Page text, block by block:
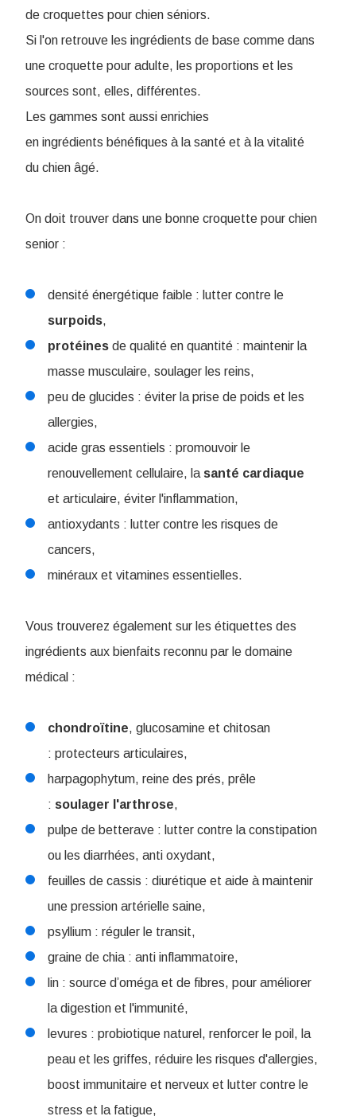
de croquettes pour chien séniors.
Si l'on retrouve les ingrédients de base comme dans
une croquette pour adulte, les proportions et les
sources sont, elles, différentes.
Les gammes sont aussi enrichies
en ingrédients bénéfiques à la santé et à la vitalité
du chien âgé.
On doit trouver dans une bonne croquette pour chien
senior :
densité énergétique faible : lutter contre le
surpoids,
protéines de qualité en quantité : maintenir la
masse musculaire, soulager les reins,
peu de glucides : éviter la prise de poids et les
allergies,
acide gras essentiels : promouvoir le
renouvellement cellulaire, la santé cardiaque
et articulaire, éviter l'inflammation,
antioxydants : lutter contre les risques de
cancers,
minéraux et vitamines essentielles.
Vous trouverez également sur les étiquettes des
ingrédients aux bienfaits reconnu par le domaine
médical :
chondroïtine, glucosamine et chitosan
: protecteurs articulaires,
harpagophytum, reine des prés, prêle
: soulager l'arthrose,
pulpe de betterave : lutter contre la constipation
ou les diarrhées, anti oxydant,
feuilles de cassis : diurétique et aide à maintenir
une pression artérielle saine,
psyllium : réguler le transit,
graine de chia : anti inflammatoire,
lin : source d’oméga et de fibres, pour améliorer
la digestion et l'immunité,
levures : probiotique naturel, renforcer le poil, la
peau et les griffes, réduire les risques d'allergies,
boost immunitaire et nerveux et lutter contre le
stress et la fatigue,